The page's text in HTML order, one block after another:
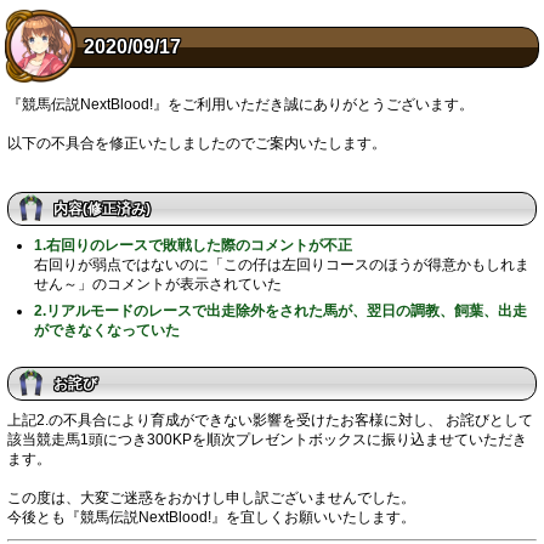
2020/09/17
『競馬伝説NextBlood!』をご利用いただき誠にありがとうございます。
以下の不具合を修正いたしましたのでご案内いたします。
内容(修正済み)
1.右回りのレースで敗戦した際のコメントが不正
右回りが弱点ではないのに「この仔は左回りコースのほうが得意かもしれま
せん～」のコメントが表示されていた
2.リアルモードのレースで出走除外をされた馬が、翌日の調教、飼葉、出走
ができなくなっていた
お詫び
上記2.の不具合により育成ができない影響を受けたお客様に対し、 お詫びとして
該当競走馬1頭につき300KPを順次プレゼントボックスに振り込ませていただき
ます。
この度は、大変ご迷惑をおかけし申し訳ございませんでした。
今後とも『競馬伝説NextBlood!』を宜しくお願いいたします。